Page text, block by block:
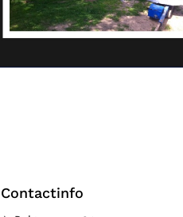
Contactinfo